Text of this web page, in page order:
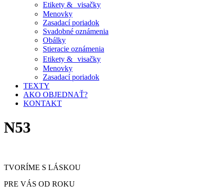
Etikety & visačky
Menovky
Zasadací poriadok
Svadobné oznámenia
Obálky
Stieracie oznámenia
Etikety & visačky
Menovky
Zasadací poriadok
TEXTY
AKO OBJEDNAŤ?
KONTAKT
N53
TVORÍME S LÁSKOU
PRE VÁS OD ROKU